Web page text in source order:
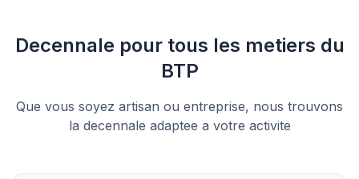
Decennale pour tous les metiers du
BTP
Que vous soyez artisan ou entreprise, nous trouvons
la decennale adaptee a votre activite